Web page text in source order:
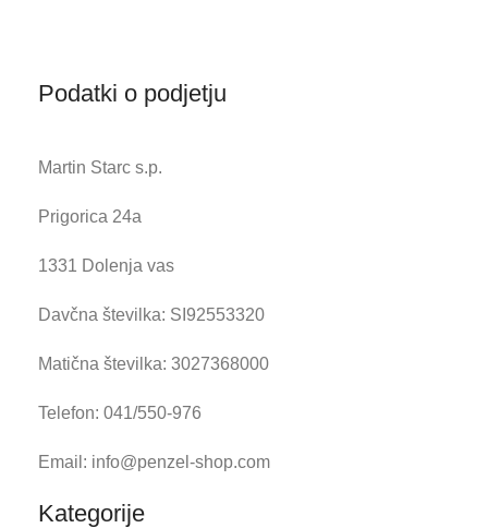
Podatki o podjetju
Martin Starc s.p.
Prigorica 24a
1331 Dolenja vas
Davčna številka: SI92553320
Matična številka: 3027368000
Telefon: 041/550-976
Email: info@penzel-shop.com
Kategorije